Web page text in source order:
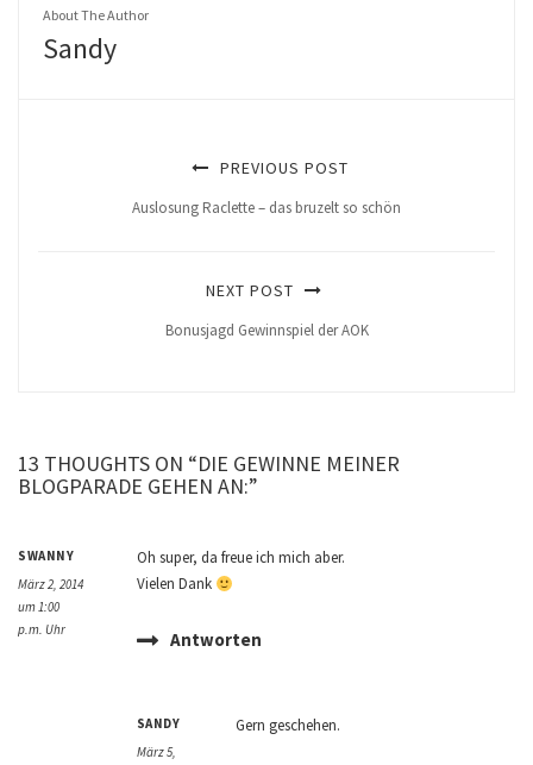
About The Author
Sandy
PREVIOUS POST
Auslosung Raclette – das bruzelt so schön
NEXT POST
Bonusjagd Gewinnspiel der AOK
13 THOUGHTS ON “DIE GEWINNE MEINER
BLOGPARADE GEHEN AN:”
SWANNY
März 2, 2014
um 1:00
p.m. Uhr
Oh super, da freue ich mich aber.
Vielen Dank
Antworten
SANDY
März 5,
Gern geschehen.